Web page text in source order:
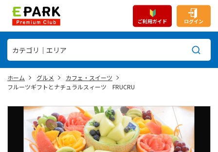
ご利用ガイド ログイン
ホーム グルメ
カフェ・スイーツ
フルーツギフトとナチュラルスィーツ FRUCRU